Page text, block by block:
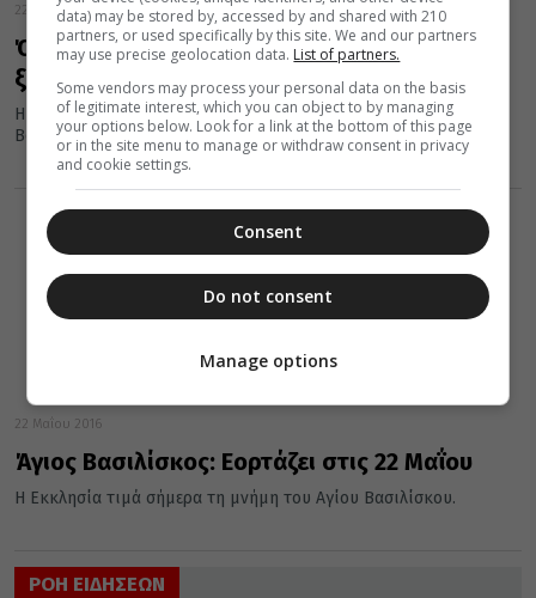
22 Μαΐου 2017
Όταν ο Άγιος Βασιλίσκος γέμισε φύλλα τον
ξερό πλάτανο
Η Εκκλησία τιμά σήμερα, 22 Μαΐου, τη μνήμη του Αγίου
Βασιλίσκου.
22 Μαΐου 2016
Άγιος Βασιλίσκος: Εορτάζει στις 22 Μαΐου
Η Εκκλησία τιμά σήμερα τη μνήμη του Αγίου Βασιλίσκου.
ΡΟΗ ΕΙΔΗΣΕΩΝ
data) may be stored by, accessed by and shared with 210
partners, or used specifically by this site. We and our partners
may use precise geolocation data. List of partners.
Some vendors may process your personal data on the basis
of legitimate interest, which you can object to by managing
your options below. Look for a link at the bottom of this page
or in the site menu to manage or withdraw consent in privacy
and cookie settings.
Consent
Do not consent
Manage options